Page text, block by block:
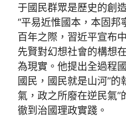
于國民群眾是歷史的創
“平易近惟國本，本固邦
百年之際，習近平宣
先賢對幻想社會的構想
為現實。他提出全過程
國民，國民就是山河”的
氣，政之所廢在逆民氣
徹到治國理政實踐。